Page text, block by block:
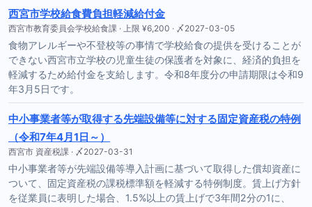
西宮市学校給食費負担軽減給付金
西宮市教育委員会学校給食課 · 上限 ¥6,200 · 〆2027-03-05
食物アレルギーや不登校等の事情で学校給食の提供を受けることが
できない西宮市立学校の児童生徒の保護者を対象に、経済的負担を
軽減するため給付金を支給します。令和8年度分の申請期限は令和9
年3月5日です。
中小事業者等が取得する先端設備等に対する固定資産税の特例
（令和7年4月1日～）
西宮市 資産税課 · 〆2027-03-31
中小事業者等が先端設備等導入計画に基づいて取得した償却資産に
ついて、固定資産税の課税標準額を軽減する特例制度。賃上げ方針
を従業員に表明した場合、1.5%以上の賃上げで3年間2分の1に、